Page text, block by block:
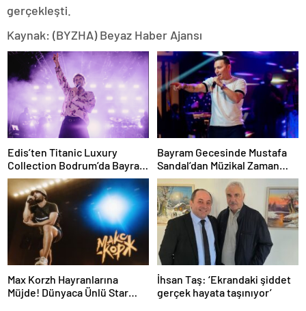
gerçekleşti.
Kaynak: (BYZHA) Beyaz Haber Ajansı
Edis’ten Titanic Luxury
Collection Bodrum’da Bayram
Gecesine Damga Vuran
Performans
Bayram Gecesinde Mustafa
Sandal’dan Müzikal Zaman
Yolculuğu
Max Korzh Hayranlarına
Müjde! Dünyaca Ünlü Star
İhsan Taş: ‘Ekrandaki şiddet
gerçek hayata taşınıyor’